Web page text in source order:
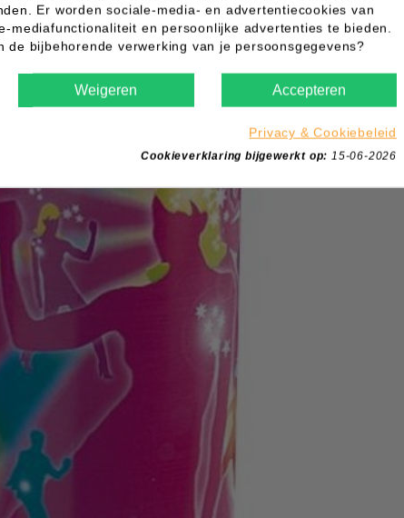
Er worden sociale-media- en advertentiecookies van
mediafunctionaliteit en persoonlijke advertenties te bieden.
de bijbehorende verwerking van je persoonsgegevens?
Weigeren Accepteren
Privacy & Cookiebeleid
Cookieverklaring bijgewerkt op: 15-06-2026